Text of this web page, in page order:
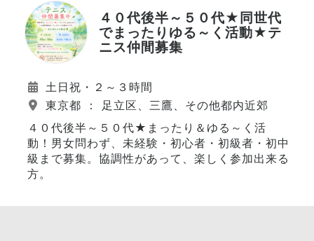
４０代後半～５０代★同世代
でまったりゆる～く活動★テ
ニス仲間募集
土日祝・２～３時間
東京都 ： 足立区、三鷹、その他都内近郊
４０代後半～５０代★まったり＆ゆる～く活
動！男女問わず、未経験・初心者・初級者・初中
級まで募集。協調性があって、楽しく参加出来る
方。